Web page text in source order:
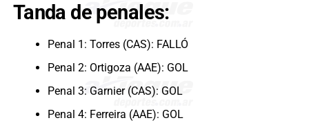
Tanda de penales:
Penal 1: Torres (CAS): FALLÓ
Penal 2: Ortigoza (AAE): GOL
Penal 3: Garnier (CAS): GOL
Penal 4: Ferreira (AAE): GOL